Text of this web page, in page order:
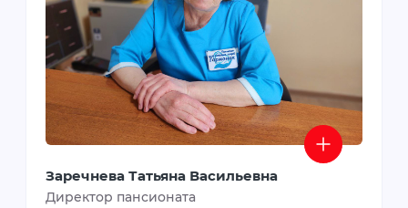
Заречнева Татьяна Васильевна
Директор пансионата